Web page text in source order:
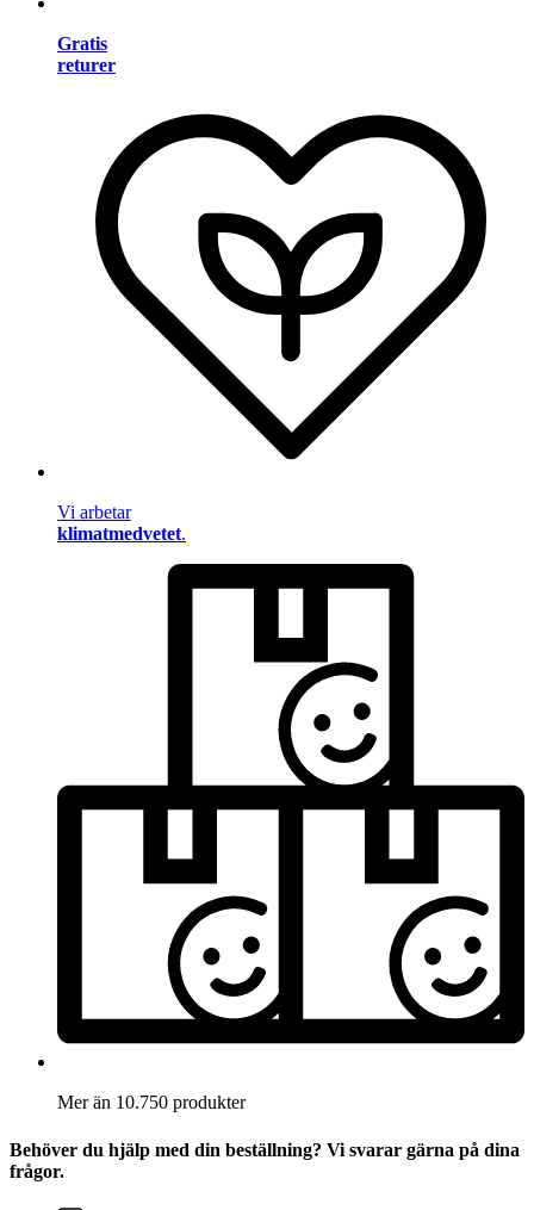
Gratis
returer
Vi arbetar
klimatmedvetet.
Mer än 10.750 produkter
Behöver du hjälp med din beställning? Vi svarar gärna på dina
frågor.